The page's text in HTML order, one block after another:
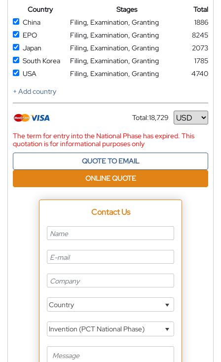
Country Stages
Total
China
Filing, Examination, Granting
1886
EPO
Filing, Examination, Granting
8245
Japan
Filing, Examination, Granting
2073
South Korea
Filing, Examination, Granting
1785
USA
Filing, Examination, Granting
4740
+ Add country
Total:18,729
Currency
The term for entry into the National Phase has expired. This
quotation is for informational purposes only
QUOTE TO EMAIL
ONLINE QUOTE
Contact Us
Country
Invention (PCT National Phase)